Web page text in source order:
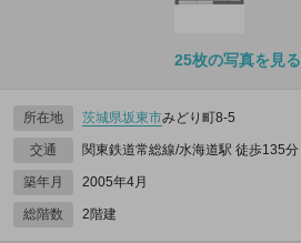
25枚の写真を見る
所在地 茨城県坂東市みどり町8-5
交通 関東鉄道常総線/水海道駅 徒歩135分
築年月 2005年4月
総階数 2階建